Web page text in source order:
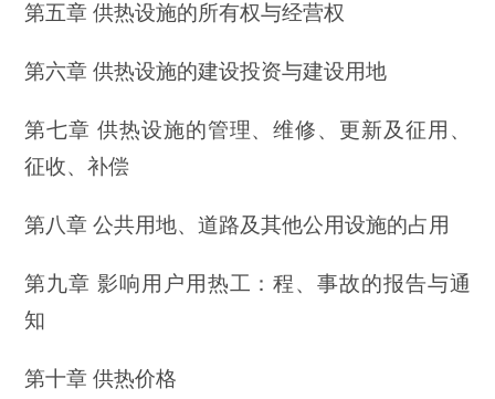
第五章 供热设施的所有权与经营权
第六章 供热设施的建设投资与建设用地
第七章 供热设施的管理、维修、更新及征用、
征收、补偿
第八章 公共用地、道路及其他公用设施的占用
第九章 影响用户用热工：程、事故的报告与通
知
第十章 供热价格